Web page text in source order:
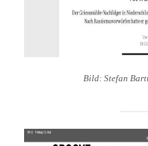
Bild: Stefan